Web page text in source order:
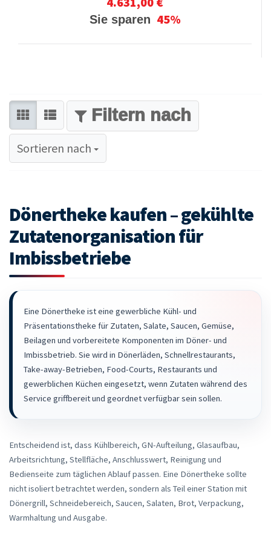
Sie sparen 45%
Sortieren nach
Sortieren nach
Dönertheke kaufen – gekühlte
Zutatenorganisation für
Imbissbetriebe
Eine Dönertheke ist eine gewerbliche Kühl- und
Präsentationstheke für Zutaten, Salate, Saucen, Gemüse,
Beilagen und vorbereitete Komponenten im Döner- und
Imbissbetrieb. Sie wird in Dönerläden, Schnellrestaurants,
Take-away-Betrieben, Food-Courts, Restaurants und
gewerblichen Küchen eingesetzt, wenn Zutaten während des
Service griffbereit und geordnet verfügbar sein sollen.
Entscheidend ist, dass Kühlbereich, GN-Aufteilung, Glasaufbau,
Arbeitsrichtung, Stellfläche, Anschlusswert, Reinigung und
Bedienseite zum täglichen Ablauf passen. Eine Dönertheke sollte
nicht isoliert betrachtet werden, sondern als Teil einer Station mit
Dönergrill, Schneidebereich, Saucen, Salaten, Brot, Verpackung,
Warmhaltung und Ausgabe.